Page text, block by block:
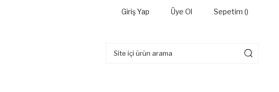
Giriş Yap Üye Ol Sepetim ()